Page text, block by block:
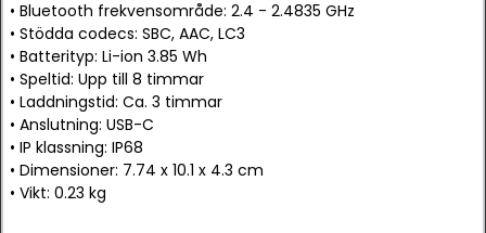
• Bluetooth frekvensområde: 2.4 - 2.4835 GHz
• Stödda codecs: SBC, AAC, LC3
• Batterityp: Li-ion 3.85 Wh
• Speltid: Upp till 8 timmar
• Laddningstid: Ca. 3 timmar
• Anslutning: USB-C
• IP klassning: IP68
• Dimensioner: 7.74 x 10.1 x 4.3 cm
• Vikt: 0.23 kg